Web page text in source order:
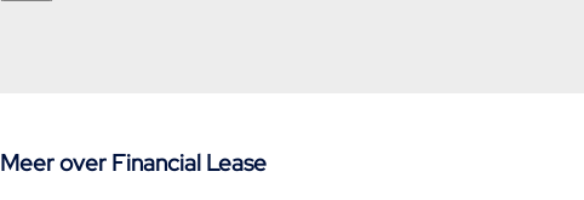
Meer over Financial Lease